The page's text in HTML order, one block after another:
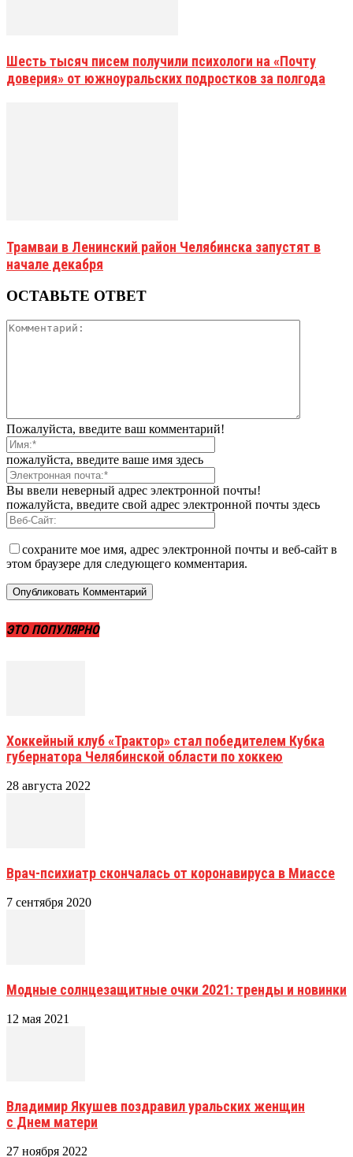
Шесть тысяч писем получили психологи на «Почту
доверия» от южноуральских подростков за полгода
Трамваи в Ленинский район Челябинска запустят в
начале декабря
ОСТАВЬТЕ ОТВЕТ
Пожалуйста, введите ваш комментарий!
пожалуйста, введите ваше имя здесь
Вы ввели неверный адрес электронной почты!
пожалуйста, введите свой адрес электронной почты здесь
сохраните мое имя, адрес электронной почты и веб-сайт в
этом браузере для следующего комментария.
ЭТО ПОПУЛЯРНО
Хоккейный клуб «Трактор» стал победителем Кубка
губернатора Челябинской области по хоккею
28 августа 2022
Врач-психиатр скончалась от коронавируса в Миассе
7 сентября 2020
Модные солнцезащитные очки 2021: тренды и новинки
12 мая 2021
Владимир Якушев поздравил уральских женщин
с Днем матери
27 ноября 2022